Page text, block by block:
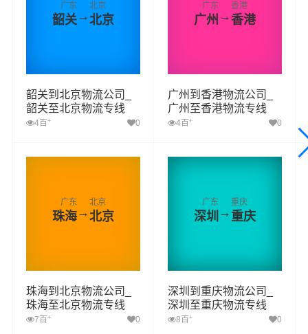
广东
韶关→
北京
北京
韶关到北京物流公司_
韶关至北京物流专线
4百 + 0
广东
广州 →
香港
香港
广州到香港物流公司_
广州至香港物流专线
4百 + 0
广东
珠海→
北京
北京
珠海到北京物流公司_
珠海至北京物流专线
7百 + 0
广东
深圳→
重庆
重庆
深圳到重庆物流公司_
深圳至重庆物流专线
8百 + 0